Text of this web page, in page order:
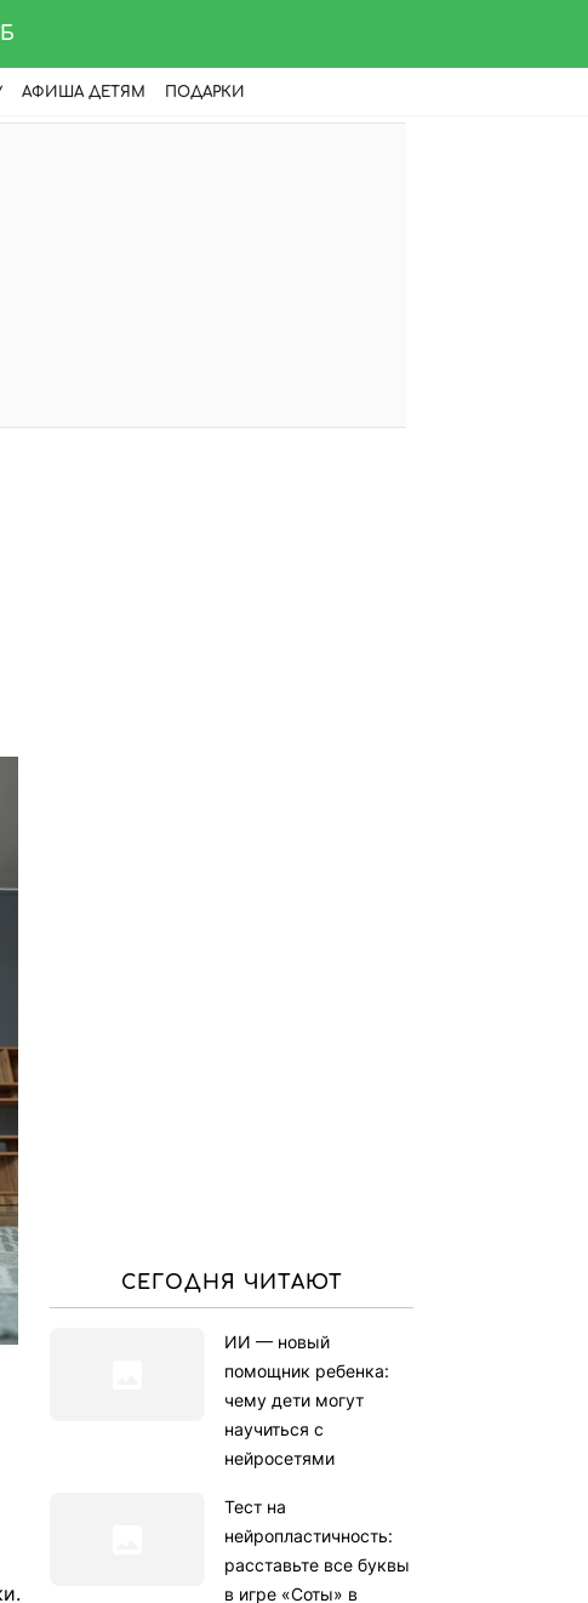
АФИША ДЕТЯМ ПОДАРКИ
СЕГОДНЯ ЧИТАЮТ
ИИ — новый
помощник ребенка:
чему дети могут
научиться с
нейросетями
Тест на
нейропластичность:
расставьте все буквы
в игре «Соты» в